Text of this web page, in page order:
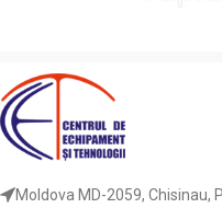
Moldova MD-2059, Chisinau,